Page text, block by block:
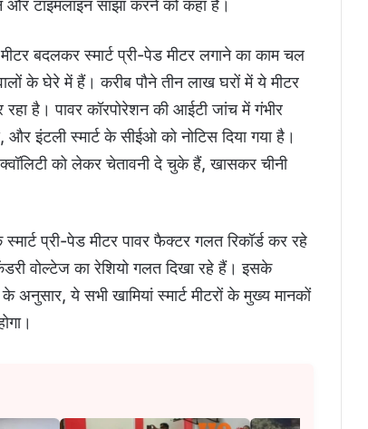
टाइमलाइन साझा करने को कहा है।
बदलकर स्मार्ट प्री-पेड मीटर लगाने का काम चल
के घेरे में हैं। करीब पौने तीन लाख घरों में ये मीटर
है। पावर कॉरपोरेशन की आईटी जांच में गंभीर
इंटली स्मार्ट के सीईओ को नोटिस दिया गया है।
क्वॉलिटी को लेकर चेतावनी दे चुके हैं, खासकर चीनी
प्री-पेड मीटर पावर फैक्टर गलत रिकॉर्ड कर रहे
वोल्टेज का रेशियो गलत दिखा रहे हैं। इसके
अनुसार, ये सभी खामियां स्मार्ट मीटरों के मुख्य मानकों